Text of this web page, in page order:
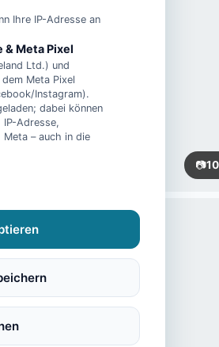
📷10
Ihre IP-Adresse an
& Meta Pixel
Ltd.) und
Meta Pixel
Instagram).
dabei können
Adresse,
– auch in die